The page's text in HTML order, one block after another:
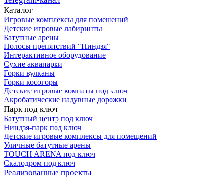
Каталог
Игровые комплексы для помещений
Детские игровые лабиринты
Батутные арены
Полосы препятствий "Ниндзя"
Интерактивное оборудование
Сухие аквапарки
Горки вулканы
Горки косогоры
Детские игровые комнаты под ключ
Акробатические надувные дорожки
Парк под ключ
Батутный центр под ключ
Ниндзя-парк под ключ
Детские игровые комплексы для помещений
Уличные батутные арены
TOUCH ARENA под ключ
Скалодром под ключ
Реализованные проекты